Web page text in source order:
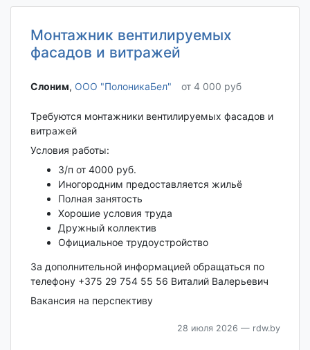
Монтажник вентилируемых
фасадов и витражей
Слоним‎, ООО "ПолоникаБел" от 4 000 руб
Требуются монтажники вентилируемых фасадов и
витражей
Условия работы:
З/п от 4000 руб.
Иногородним предоставляется жильё
Полная занятость
Хорошие условия труда
Дружный коллектив
Официальное трудоустройство
За дополнительной информацией обращаться по
телефону +375 29 754 55 56 Виталий Валерьевич
Вакансия на перспективу
28 июля 2026 — rdw.by